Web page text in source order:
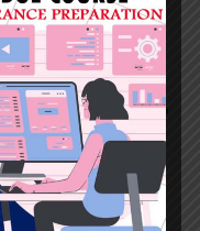
अश्लील, दुईअर्थी
लगाउनुपर्छ।
तोकिनुपर्छ,
ब्यान